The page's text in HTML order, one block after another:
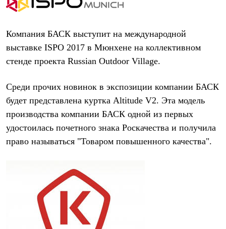
Термобелье
Теплое термобелье
Легкое термобелье
Футболки
Рубашки
Шорты
Женская одежда
Куртки
Брюки
Утепленная синтетикой
Штормовая одежда
Софтшелл одежда
Лёгкая одежда
Компания БАСК выступит на международной
выставке ISPO 2017 в Мюнхене на коллективном
стенде проекта Russian Outdoor Village.
Среди прочих новинок в экспозиции компании БАСК
будет представлена куртка Altitude V2. Эта модель
производства компании БАСК одной из первых
удостоилась почетного знака Роскачества и получила
право называться "Товаром повышенного качества".